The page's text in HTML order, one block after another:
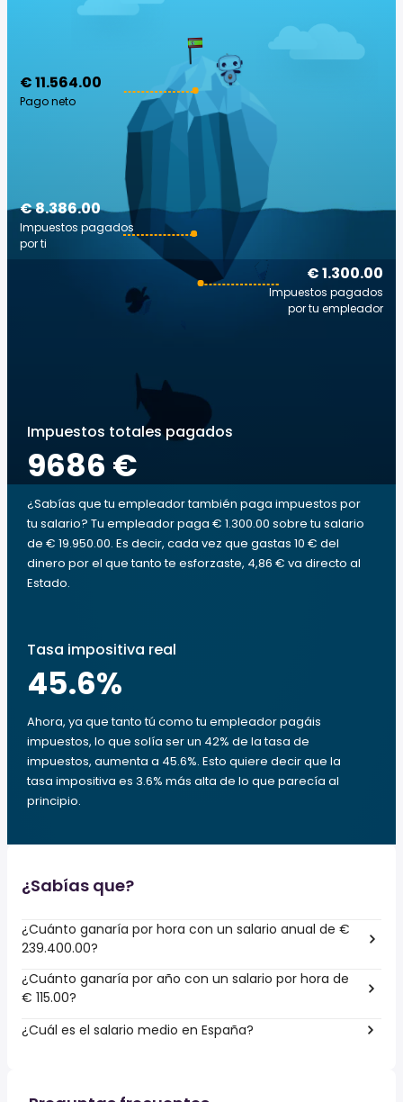
€ 11.564.00
Pago neto
€ 1.300.00
Impuestos pagados
por tu empleador
€ 8.386.00
Impuestos pagados
por ti
Impuestos totales pagados
9686 €
¿Sabías que tu empleador también paga impuestos por
tu salario? Tu empleador paga € 1.300.00 sobre tu salario
de € 19.950.00. Es decir, cada vez que gastas 10 € del
dinero por el que tanto te esforzaste, 4,86 € va directo al
Estado.
Tasa impositiva real
45.6%
Ahora, ya que tanto tú como tu empleador pagáis
impuestos, lo que solía ser un 42% de la tasa de
impuestos, aumenta a 45.6%. Esto quiere decir que la
tasa impositiva es 3.6% más alta de lo que parecía al
principio.
¿Sabías que?
¿Cuánto ganaría por hora con un salario anual de €
239.400.00?
¿Cuánto ganaría por año con un salario por hora de
€ 115.00?
¿Cuál es el salario medio en España?